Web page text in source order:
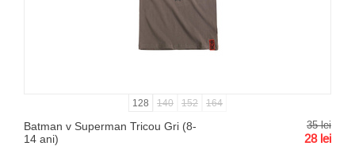
128 140 152 164
Batman v Superman Tricou Gri (8-
14 ani)
35 lei
28 lei